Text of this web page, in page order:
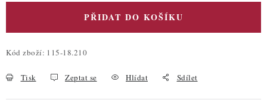
PŘIDAT DO KOŠÍKU
Kód zboží: 115-18.210
Tisk Zeptat se Hlídat Sdílet